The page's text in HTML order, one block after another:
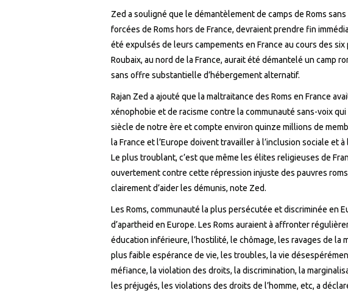
Zed a souligné que le démantèlement de camps de Roms
forcées de Roms hors de France, devraient prendre fin
été expulsés de leurs campements en France au cours des six
Roubaix, au nord de la France, aurait été démantelé un camp
sans offre substantielle d’hébergement alternatif.
Rajan Zed a ajouté que la maltraitance des Roms en France
xénophobie et de racisme contre la communauté sans-voix
siècle de notre ère et compte environ quinze millions de
la France et l’Europe doivent travailler à l’inclusion sociale et
Le plus troublant, c’est que même les élites religieuses de
ouvertement contre cette répression injuste des pauvres
clairement d’aider les démunis, note Zed.
Les Roms, communauté la plus persécutée et discriminée en
d’apartheid en Europe. Les Roms auraient à affronter
éducation inférieure, l’hostilité, le chômage, les ravages de la
plus faible espérance de vie, les troubles, la vie
méfiance, la violation des droits, la discrimination, la
les préjugés, les violations des droits de l’homme, etc, a